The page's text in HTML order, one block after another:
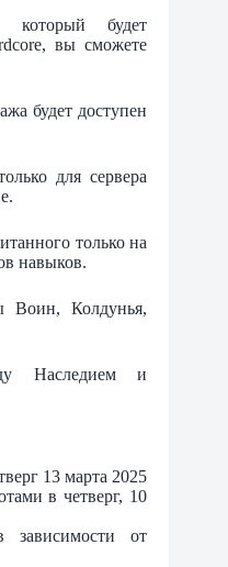
который будет
вы сможете
будет доступен
для сервера
только на
навыков.
Воин, Колдунья,
Наследием и
13 марта 2025
в четверг, 10
зависимости от